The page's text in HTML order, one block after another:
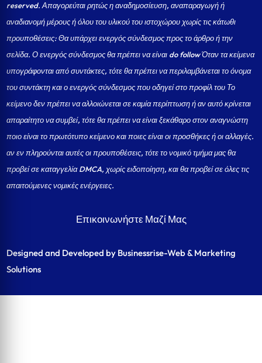
reserved. Απαγορεύται ρητώς η αναδημοσίευση, αναπαραγωγή ή
αναδιανομή μέρους ή όλου του υλικού του ιστοχώρου χωρίς τις κάτωθι
προυποθέσεις: Θα υπάρχει ενεργός σύνδεσμος προς το άρθρο ή την
σελίδα.Ο ενεργός σύνδεσμος θα πρέπει να είναι do follow Όταν τα κείμενα
υπογράφονται από συντάκτες, τότε θα πρέπει να περιλαμβάνεται το όνομα
του συντάκτη και ο ενεργός σύνδεσμος που οδηγεί στο προφίλ του Το
κείμενο δεν πρέπει να αλλοιώνεται σε καμία περίπτωση ή αν αυτό κρίνεται
απαραίτητο να συμβεί, τότε θα πρέπει να είναι ξεκάθαρο στον αναγνώστη
ποιο είναι το πρωτότυπο κείμενο και ποιες είναι οι προσθήκες ή οι αλλαγές.
αν εν πληρούνται αυτές οι προυποθέσεις, τότε το νομικό τμήμα μας θα
προβεί σε καταγγελία DMCA, χωρίς ειδοποίηση, και θα προβεί σε όλες τις
απαιτούμενες νομικές ενέργειες.
Επικοινωνήστε Μαζί Μας
Designed and Developed by Businessrise-Web & Marketing
Solutions